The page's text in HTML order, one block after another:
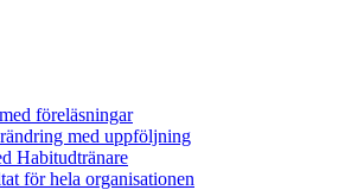
föreläsningar
med uppföljning
Habitudtränare
för hela organisationen